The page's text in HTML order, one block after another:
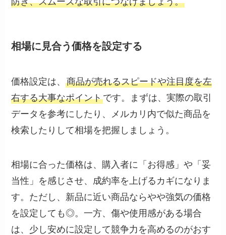
相場に見合う価格を設定する
価格設定は、商品が売れるスピードや注目度を左
右する大事なポイントです。まずは、実際の取引
データを参考にしたり、メルカリ内で似た商品を
検索したりして相場を把握しましょう。
相場に合った価格は、購入者に「お得感」や「妥
当性」を感じさせ、成約率を上げるカギになりま
す。ただし、新品に近い商品ならやや強気の価格
を設定しても◎。一方、傷や使用感がある場合
は、少し安めに設定して競争力を高めるのがおす